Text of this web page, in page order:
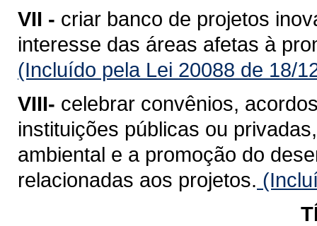
VII - criar banco de projetos
interesse das áreas afetas à
(Incluído pela Lei 20088 de 18/
VIII- celebrar convênios,
instituições públicas ou
ambiental e a promoção do
relacionadas aos projetos.